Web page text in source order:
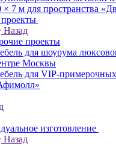
× 7 м для пространства
Назад
проекты
для шоурума
Москвы
для VIP-
изготовление
Назад